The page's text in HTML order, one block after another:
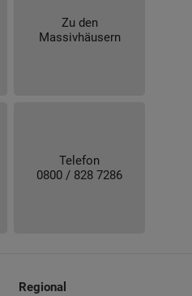
Zu den
Massivhäusern
Telefon
0800 / 828 7286
Regional